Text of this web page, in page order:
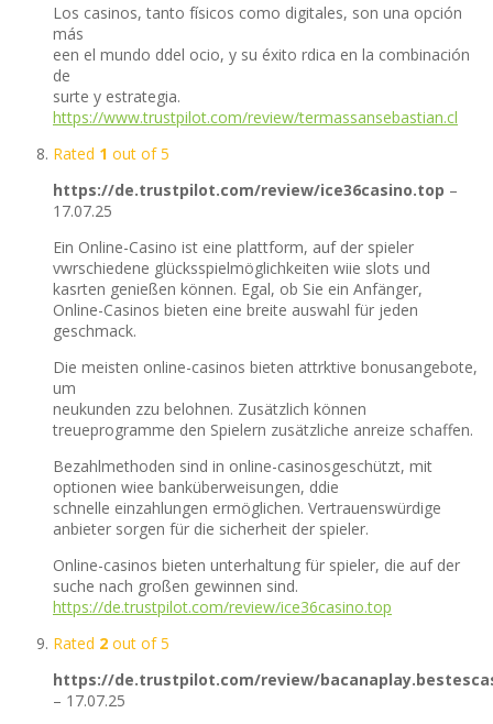
Los casinos, tanto físicos como digitales, son una opción
más
een el mundo ddel ocio, y su éxito rdica en la combinación
de
surte y estrategia.
https://www.trustpilot.com/review/termassansebastian.cl
Rated 1 out of 5
https://de.trustpilot.com/review/ice36casino.top –
17.07.25
Ein Online-Casino ist eine plattform, auf der spieler
vwrschiedene glücksspielmöglichkeiten wiie slots und
kasrten genießen können. Egal, ob Sie ein Anfänger,
Online-Casinos bieten eine breite auswahl für jeden
geschmack.
Die meisten online-casinos bieten attrktive bonusangebote,
um
neukunden zzu belohnen. Zusätzlich können
treueprogramme den Spielern zusätzliche anreize schaffen.
Bezahlmethoden sind in online-casinosgeschützt, mit
optionen wiee banküberweisungen, ddie
schnelle einzahlungen ermöglichen. Vertrauenswürdige
anbieter sorgen für die sicherheit der spieler.
Online-casinos bieten unterhaltung für spieler, die auf der
suche nach großen gewinnen sind.
https://de.trustpilot.com/review/ice36casino.top
Rated 2 out of 5
https://de.trustpilot.com/review/
– 17.07.25